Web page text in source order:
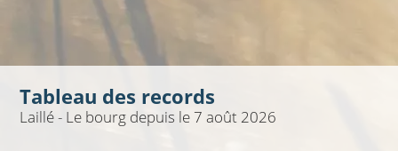
Tableau des records
Laillé - Le bourg depuis le 7 août 2026